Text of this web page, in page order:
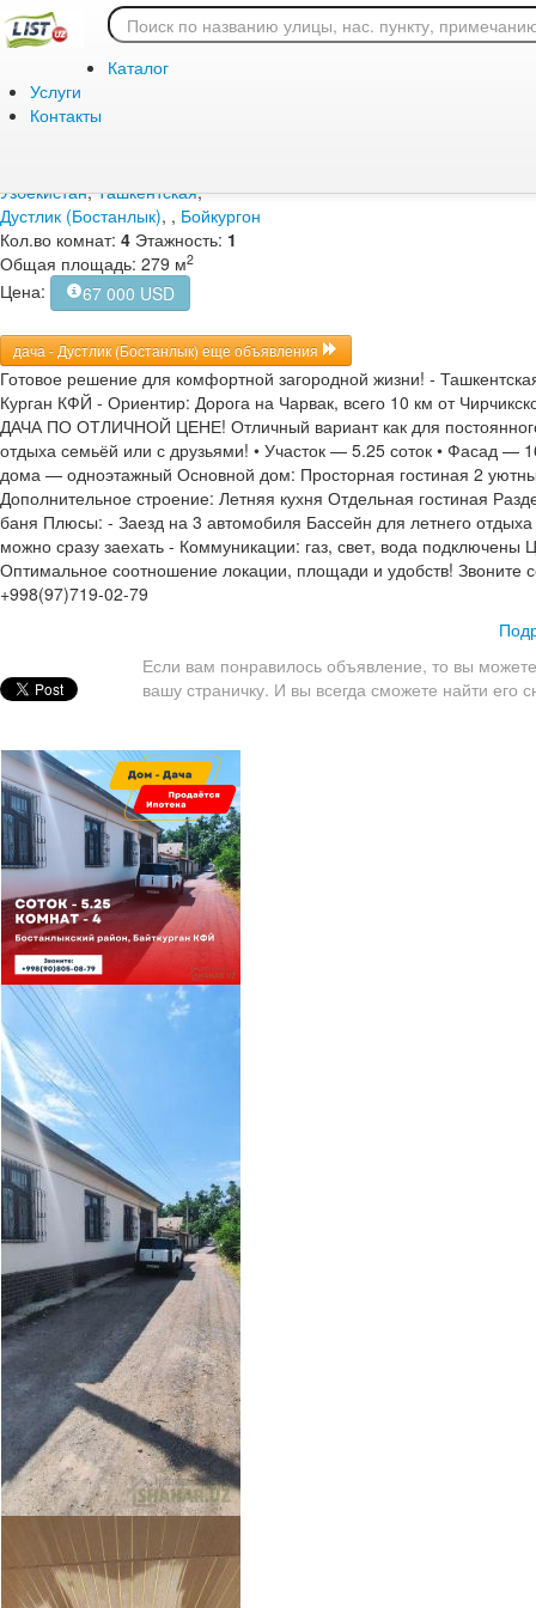
Каталог
Услуги
Контакты
Главная Продажа/Жилая/дача
Продажа / Жилая /
(Бостанлык), ,
Узбекистан,Ташкентская,
Дустлик (Бостанлык), , Бойкургон
Кол.во комнат: 4 Этажность: 1
Общая площадь: 279 м2
Цена: 67 000 USD
дача - Дустлик (Бостанлык) еще объявления
Готовое решение для комфортной загородной жизни! -
Курган КФЙ - Ориентир: Дорога на Чарвак, всего 10 км от
ДАЧА ПО ОТЛИЧНОЙ ЦЕНЕ! Отличный вариант как для
отдыха семьёй или с друзьями! • Участок — 5.25 соток • Фасад
дома — одноэтажный Основной дом: Просторная гостиная 2
Дополнительное строение: Летняя кухня Отдельная гостиная
баня Плюсы: - Заезд на 3 автомобиля Бассейн для летнего
можно сразу заехать - Коммуникации: газ, свет, вода
Оптимальное соотношение локации, площади и удобств! Звоните
+998(97)719-02-79
Если вам понравилось объявление, то вы
вашу страничку. И вы всегда сможете найти его